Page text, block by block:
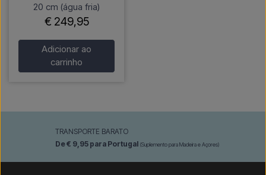
20 cm (água fria)
€ 249,95
Adicionar ao
carrinho
TRANSPORTE BARATO
De € 9,95 para Portugal (Suplemento para Madeira e Açores)